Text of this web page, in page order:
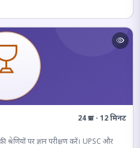
24 प्रश्न · 12 मिनट
श्रेणियों पर ज्ञान परीक्षण करें। UPSC और